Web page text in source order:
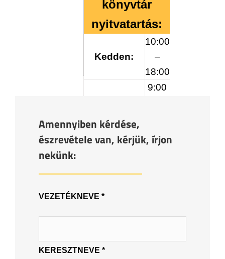
könyvtár
nyitvatartás:
Kedden:
10:00
–
18:00
9:00
Pénteken:
8:30
–
Amennyiben kérdése,
észrevétele van, kérjük, írjon
nekünk:
VEZETÉKNEVE *
KERESZTNEVE *